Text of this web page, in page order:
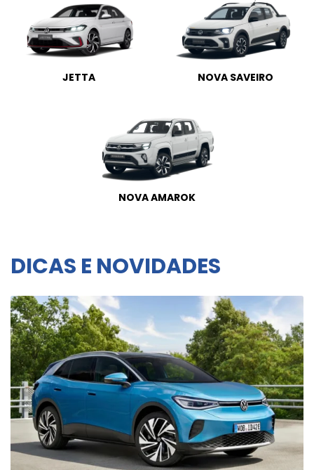
JETTA NOVA SAVEIRO
NOVA AMAROK
DICAS E NOVIDADES